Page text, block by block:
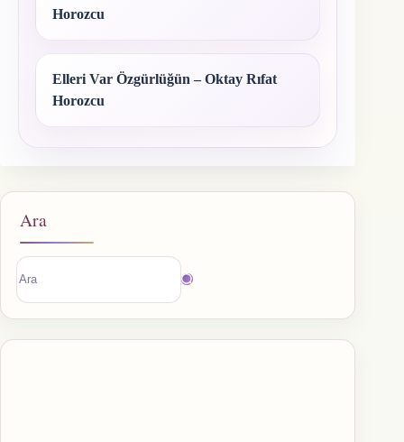
Horozcu
Elleri Var Özgürlüğün – Oktay Rıfat
Horozcu
Ara